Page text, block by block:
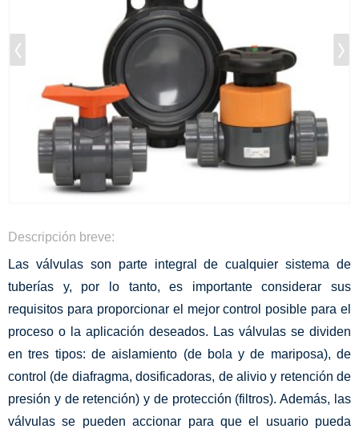
Descripción breve:
Las válvulas son parte integral de cualquier sistema de
tuberías y, por lo tanto, es importante considerar sus
requisitos para proporcionar el mejor control posible para el
proceso o la aplicación deseados. Las válvulas se dividen
en tres tipos: de aislamiento (de bola y de mariposa), de
control (de diafragma, dosificadoras, de alivio y retención de
presión y de retención) y de protección (filtros). Además, las
válvulas se pueden accionar para que el usuario pueda